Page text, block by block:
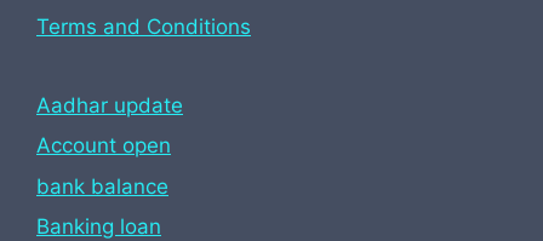
Terms and Conditions
Aadhar update
Account open
bank balance
Banking loan